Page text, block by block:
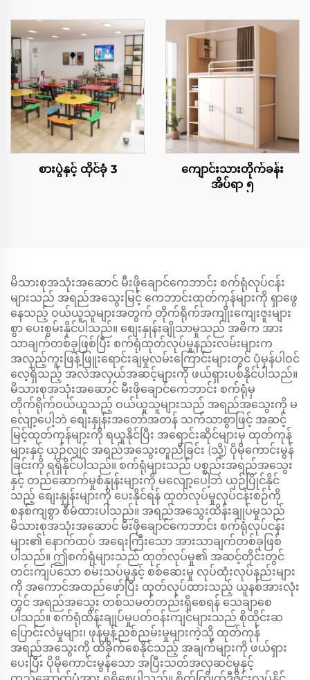
စားပွဲနှင့် ထိုင်ခုံ 3
ကျောင်းသားတိုက်ခန်း
အိပ်ရာ ၅
မိသားစုအသုံးအဆောင် မီးဖိုချောင်ကေဘာင်း စက်ရုံလုပ်ငန်း
များသည် အရည်အသွေးမြင့် ကေဘာင်းထုတ်ကုန်များကို ရှာဖွေ
နေသည့် ဝယ်ယူသူများအတွက် တိုက်ရိုက်အကျိုးကျေးဇူးများ
စွာ ပေးစွမ်းနိုင်ပါသည်။ စျေးနှုန်းချိုသာမှုသည် အဓိက အား
သာချက်တစ်ခုဖြစ်ပြီး စက်ရုံထုတ်လုပ်မှုနည်းလမ်းများက
အလှည့်ကူးဖြန့်ဖြူးရောင်းချမှုလမ်းကြောင်းများတွင် ပုံမှန်ပါဝင်
လေ့ရှိသည့် အလဲအလှယ်အဆင့်များကို ဖယ်ရှားပစ်နိုင်ပါသည်။
မိသားစုအသုံးအဆောင် မီးဖိုချောင်ကေဘာင်း စက်ရုံမှ
တိုက်ရိုက်ဝယ်ယူသည့် ဝယ်ယူသူများသည် အရည်အသွေးကို မ
လျော့ပေါ့ဘဲ စျေးနှုန်းအတော်အတန် သက်သာစွာဖြင့် အဆင့်
မြင့်ထုတ်ကုန်များကို ရယူနိုင်ပြီး အရောင်းဆိုင်များမှ ထုတ်ကုန်
များနှင့် ယှဉ်လျှင် အရည်အသွေးတူညီခြင်း (သို့) ပိုမိုကောင်းမွန်
ခြင်းကို ရရှိနိုင်ပါသည်။ စက်ရုံများသည် ပစ္စည်းအရည်အသွေး
နှင့် တည်ဆောက်မှုစံနှုန်းများကို မလျော့ပေါ့ဘဲ ယှဉ်ပြိုင်နိုင်
သည့် စျေးနှုန်းများကို ပေးနိုင်ရန် ထုတ်လုပ်မှုလုပ်ငန်းစဉ်ကို
စနစ်ကျစွာ စီမံထားပါသည်။ အရည်အသွေးထိန်းချုပ်မှုသည်
မိသားစုအသုံးအဆောင် မီးဖိုချောင်ကေဘာင်း စက်ရုံလုပ်ငန်း
များ၏ နောက်ထပ် အရေးကြီးသော အားသာချက်တစ်ခုဖြစ်
ပါသည်။ ဤစက်ရုံများသည် ထုတ်လုပ်မှု၏ အဆင့်တိုင်းတွင်
တင်းကျပ်သော စမ်းသပ်မှုနှင့် စစ်ဆေးမှု လုပ်ထုံးလုပ်နည်းများ
ကို အကောင်အထည်ဖော်ပြီး ထုတ်လုပ်ထားသည့် ယူနစ်အားလုံး
တွင် အရည်အသွေး တစ်သမတ်တည်းရှိစေရန် သေချာစေ
ပါသည်။ စက်ရုံထိန်းချုပ်မှုပတ်ဝန်းကျင်များသည် စိုထိုင်းဆ
ပြောင်းလဲမှုများ၊ ဖုန်မှုန့်ညစ်ညမ်းမှုများကဲ့သို့ ထုတ်ကုန်
အရည်အသွေးကို ထိခိုက်စေနိုင်သည့် အချက်များကို ဖယ်ရှား
ပေးပြီး ပိုမိုကောင်းမွန်သော အပြီးသတ်အလှဆင်မှုနှင့်